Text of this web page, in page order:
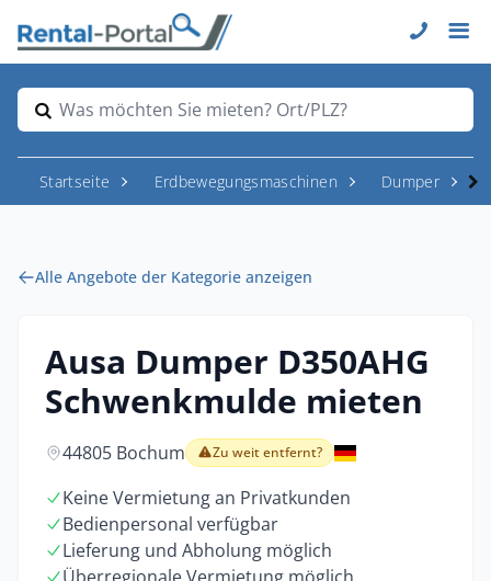
Was möchten Sie mieten? Ort/PLZ?
Startseite Erdbewegungsmaschinen Dumper
Alle Angebote der Kategorie anzeigen
Ausa Dumper D350AHG
Schwenkmulde mieten
44805 Bochum Zu weit entfernt?
Keine Vermietung an Privatkunden
Bedienpersonal verfügbar
Lieferung und Abholung möglich